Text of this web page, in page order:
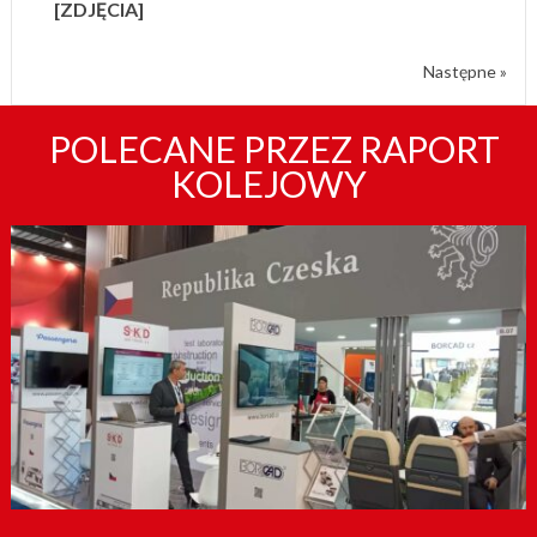
[ZDJĘCIA]
Następne »
POLECANE PRZEZ RAPORT
KOLEJOWY